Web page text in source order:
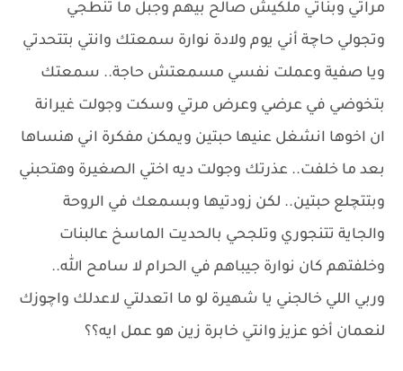
مراتي وبناتي ملكيش صالح بيهم وجبل ما تنطجي
وتجولي حاچة أني يوم ولادة نوارة سمعتك وانتي بتتحدتي
ويا صفية وعملت نفسي مسمعتش حاجة.. سمعتك
بتخوضي في عرضي وعرض مرتي وسكت وجولت غيرانة
ان اخوها انشغل عنيها حبتين ويمكن مفكرة اني هنساها
بعد ما خلفت.. عذرتك وجولت ديه اختي الصغيرة وهتحبني
وبتتچلع حبتين.. لكن زودتيها وبسمعك في الروحة
والجاية تتنجوري وتلجحي بالحديت الماسخ عالبنات
وخلفتهم كان نوارة جيباهم في الحرام لا سامح الله..
وربي اللي خالجني يا شهيرة لو ما اتعدلتي لاعدلك واچوزك
لنعمان أخو عزيز وانتي خابرة زين هو عمل ايه؟؟